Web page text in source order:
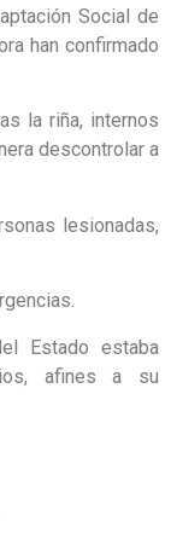
Social de
han confirmado
la riña, internos
descontrolar a
lesionadas,
Estado estaba
afines a su